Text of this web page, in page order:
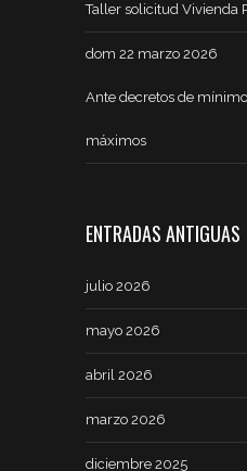
Taller solicitud Vivienda
dom 22 marzo 2026
Ante decretos de
máximos
ENTRADAS ANTIGUAS
julio 2026
mayo 2026
abril 2026
marzo 2026
diciembre 2025